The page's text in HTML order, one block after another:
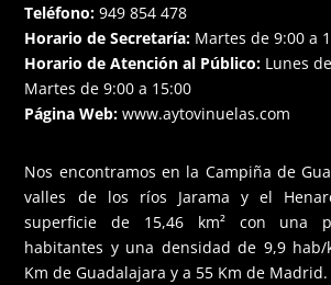
Teléfono: 949 854 478
Horario de Secretaría: Martes de 9:00 a
Horario de Atención al Público: Lunes
Martes de 9:00 a 15:00
Página Web: www.aytovinuelas.com
Nos encontramos en la Campiña de
valles de los ríos Jarama y el
superficie de 15,46 km² con una
habitantes y una densidad de 9,9 hab/
Km de Guadalajara y a 55 Km de Madrid.